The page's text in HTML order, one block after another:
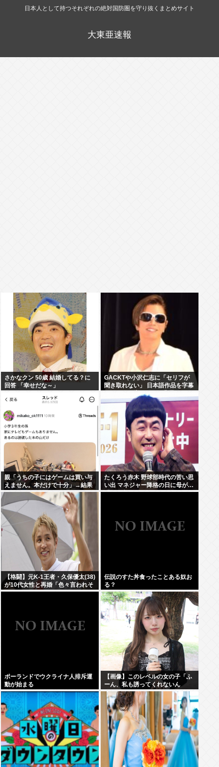
日本人として持つそれぞれの絶対国防圏を守り抜くまとめサイト
大東亜速報
さかなクン 50歳 結婚してる？に
回答 「幸せだな～」
GACKTや小沢仁志に「セリフが
聞き取れない」 日本語作品を字幕
で見る人が増えている背景
親「うちの子にはゲームは買い与
えません。本だけで十分」→結果
たくろう赤木 野球部時代の苦い思
い出 マネジャー降格の日に母が…
「何も言えなくて」
【格闘】元K-1王者・久保優太(38)
が10代女性と再婚「色々言われそ
うですが…」
伝説のすた丼食ったことある奴お
る？
ポーランドでウクライナ人排斥運
動が始まる
【画像】このレベルの女の子「ふ
ーん、私も誘ってくれないん
だ⋯」